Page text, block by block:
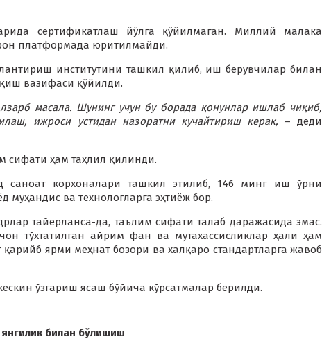
сертификатлаш йўлга қўйилмаган. Миллий малака
платформада юритилмайди.
институтини ташкил қилиб, иш берувчилар билан
вазифаси қўйилди.
масала. Шунинг учун бу борада қонунлар ишлаб чиқиб,
ижроси устидан назоратни кучайтириш керак, – деди
сифати ҳам таҳлил қилинди.
саноат корхоналари ташкил этилиб, 146 минг иш ўрни
муҳандис ва технологларга эҳтиёж бор.
тайёрланса-да, таълим сифати талаб даражасида эмас.
тўхтатилган айрим фан ва мутахассисликлар ҳали ҳам
ярми меҳнат бозори ва халқаро стандартларга жавоб
ўзгариш ясаш бўйича кўрсатмалар берилди.
билан бўлишиш